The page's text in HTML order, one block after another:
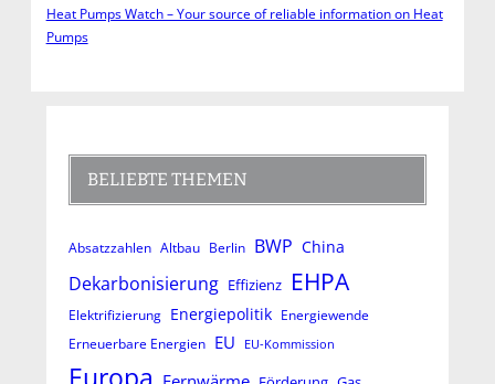
Heat Pumps Watch – Your source of reliable information on Heat
Pumps
BELIEBTE THEMEN
Absatzzahlen Altbau Berlin BWP China
Dekarbonisierung Effizienz EHPA
Elektrifizierung Energiepolitik Energiewende
Erneuerbare Energien EU EU-Kommission